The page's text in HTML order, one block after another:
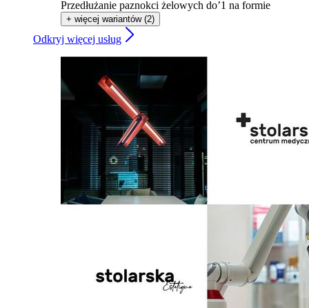
Przedłużanie paznokci żelowych do’1 na formie
+ więcej wariantów (2)
Odkryj więcej usług